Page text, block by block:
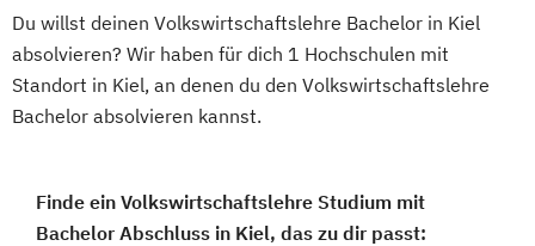
Du willst deinen Volkswirtschaftslehre Bachelor in Kiel
absolvieren? Wir haben für dich 1 Hochschulen mit
Standort in Kiel, an denen du den Volkswirtschaftslehre
Bachelor absolvieren kannst.
Finde ein Volkswirtschaftslehre Studium mit
Bachelor Abschluss in Kiel, das zu dir passt: